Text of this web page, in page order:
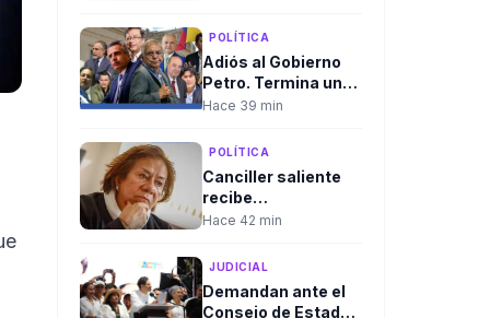
y la fecha que
marca cada cambio
de gobierno en
Colombia
POLÍTICA
Adiós al Gobierno
Petro. Termina un
mandato marcado
los
cuestionamientos
Hace 39 min
POLÍTICA
Canciller saliente
recibe
delegaciones en
rechazo de algunas
cambios en el
Hace 42 min
JUDICIAL
Demandan ante el
Consejo de Estado